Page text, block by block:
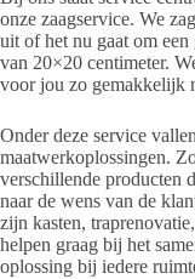
onze zaagservice. We
uit of het nu gaat om
van 20×20 centimeter.
voor jou zo gemakkelijk
Onder deze service
maatwerkoplossingen.
verschillende producten
naar de wens van de
zijn kasten,
helpen graag bij het
oplossing bij iedere